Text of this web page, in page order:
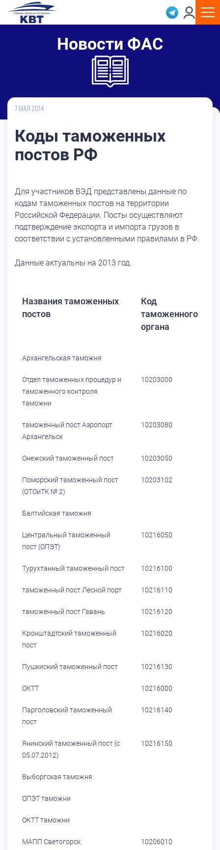
Новости ФАС
7 МАЯ 2014
Коды таможенных
постов РФ
Для участников ВЭД представлены данные по
кодам таможенных постов на территории
Российской Федерации. Посты осуществляют
подтверждение экспорта и импорта грузов в
соответствии с установленными правилами в РФ.
Данные актуальны на 2013 год.
Названия таможенных
постов
Код
таможенного
органа
Архангельская таможня
Отдел таможенных процедур и
таможенного контроля
таможни
10203000
таможенный пост Аэропорт
Архангельск
10203080
Онежский таможенный пост 10203050
Поморский таможенный пост
(ОТОиТК № 2)
10203102
Балтийская таможня
Центральный таможенный
пост (ОПЭТ)
10216050
Турухтанный таможенный пост 10216100
таможенный пост Лесной порт 10216110
таможенный пост Гавань 10216120
Кронштадтский таможенный
пост
10216020
Пушкиский таможенный пост 10216130
ОКТТ 10216000
Парголовский таможенный
пост
10216140
Янинский таможенный пост (с
05.07.2012)
10216150
Выборгская таможня
ОПЭТ таможни
ОКТТ таможни
МАПП Светогорск 10206010